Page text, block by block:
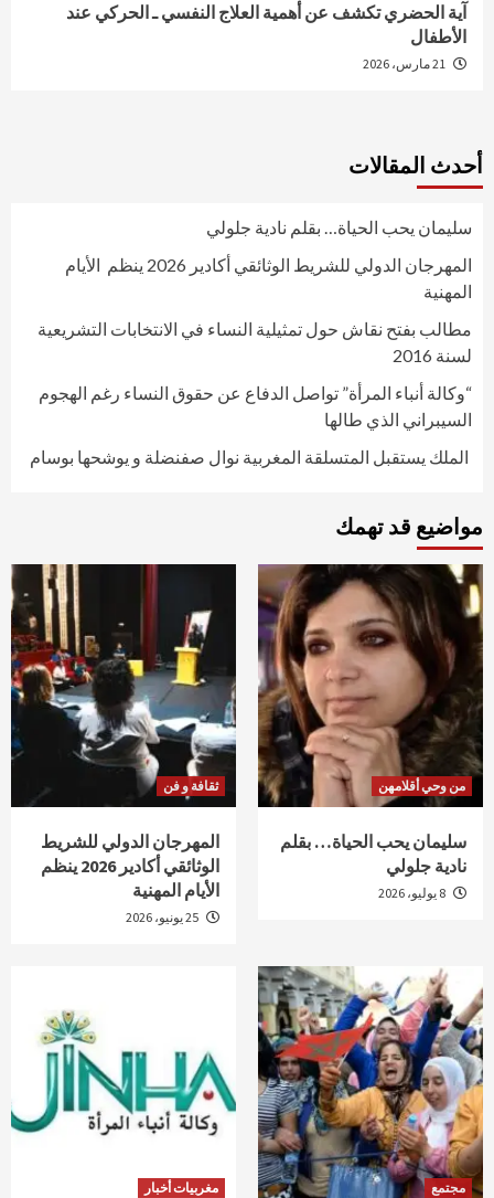
آية الحضري تكشف عن أهمية العلاج النفسي ـ الحركي عند
الأطفال
أحدث المقالات
سليمان يحب الحياة… بقلم نادية جلولي
المهرجان الدولي للشريط الوثائقي أكادير 2026 ينظم الأيام
المهنية
مطالب بفتح نقاش حول تمثيلية النساء في الانتخابات التشريعية
لسنة 2016
“وكالة أنباء المرأة” تواصل الدفاع عن حقوق النساء رغم الهجوم
السيبراني الذي طالها
الملك يستقبل المتسلقة المغربية نوال صفنضلة و يوشحها بوسام
مواضيع قد تهمك
من وحي أقلامهن
سليمان يحب الحياة… بقلم
نادية جلولي
ثقافة و فن
المهرجان الدولي للشريط
الوثائقي أكادير 2026 ينظم
الأيام المهنية
مجتمع مغربيات أخبار